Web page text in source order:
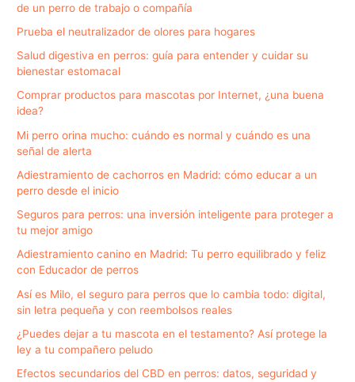
de un perro de trabajo o compañía
Prueba el neutralizador de olores para hogares
Salud digestiva en perros: guía para entender y cuidar su
bienestar estomacal
Comprar productos para mascotas por Internet, ¿una buena
idea?
Mi perro orina mucho: cuándo es normal y cuándo es una
señal de alerta
Adiestramiento de cachorros en Madrid: cómo educar a un
perro desde el inicio
Seguros para perros: una inversión inteligente para proteger a
tu mejor amigo
Adiestramiento canino en Madrid: Tu perro equilibrado y feliz
con Educador de perros
Así es Milo, el seguro para perros que lo cambia todo: digital,
sin letra pequeña y con reembolsos reales
¿Puedes dejar a tu mascota en el testamento? Así protege la
ley a tu compañero peludo
Efectos secundarios del CBD en perros: datos, seguridad y